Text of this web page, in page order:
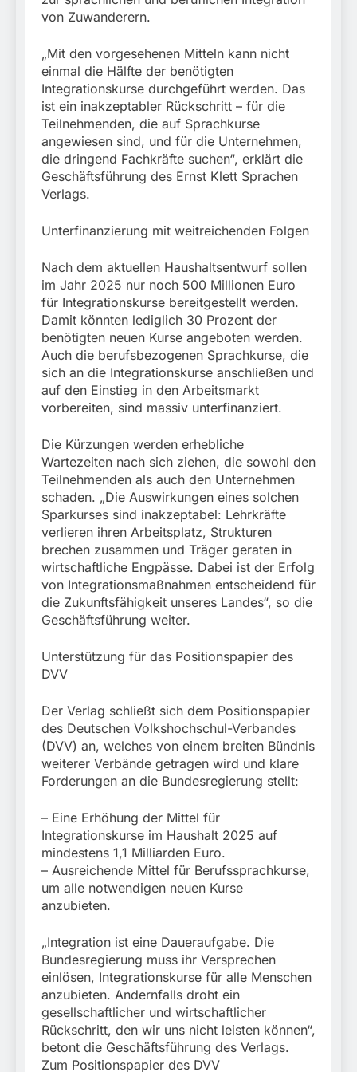
führt zur Sicherstellung
unversteuerter Zigaretten
Steuerstrafverfahrens
eingereist/Bundespolizei
stellt Auto sicher
von Zuwanderern.
„Mit den vorgesehenen Mitteln kann nicht
einmal die Hälfte der benötigten
Integrationskurse durchgeführt werden. Das
ist ein inakzeptabler Rückschritt – für die
Teilnehmenden, die auf Sprachkurse
angewiesen sind, und für die Unternehmen,
die dringend Fachkräfte suchen“, erklärt die
Geschäftsführung des Ernst Klett Sprachen
Verlags.
Unterfinanzierung mit weitreichenden Folgen
Nach dem aktuellen Haushaltsentwurf sollen
im Jahr 2025 nur noch 500 Millionen Euro
für Integrationskurse bereitgestellt werden.
Damit könnten lediglich 30 Prozent der
benötigten neuen Kurse angeboten werden.
Auch die berufsbezogenen Sprachkurse, die
sich an die Integrationskurse anschließen und
auf den Einstieg in den Arbeitsmarkt
vorbereiten, sind massiv unterfinanziert.
Die Kürzungen werden erhebliche
Wartezeiten nach sich ziehen, die sowohl den
Teilnehmenden als auch den Unternehmen
schaden. „Die Auswirkungen eines solchen
Sparkurses sind inakzeptabel: Lehrkräfte
verlieren ihren Arbeitsplatz, Strukturen
brechen zusammen und Träger geraten in
wirtschaftliche Engpässe. Dabei ist der Erfolg
von Integrationsmaßnahmen entscheidend für
die Zukunftsfähigkeit unseres Landes“, so die
Geschäftsführung weiter.
Unterstützung für das Positionspapier des
DVV
Der Verlag schließt sich dem Positionspapier
des Deutschen Volkshochschul-Verbandes
(DVV) an, welches von einem breiten Bündnis
weiterer Verbände getragen wird und klare
Forderungen an die Bundesregierung stellt:
– Eine Erhöhung der Mittel für
Integrationskurse im Haushalt 2025 auf
mindestens 1,1 Milliarden Euro.
– Ausreichende Mittel für Berufssprachkurse,
um alle notwendigen neuen Kurse
anzubieten.
„Integration ist eine Daueraufgabe. Die
Bundesregierung muss ihr Versprechen
einlösen, Integrationskurse für alle Menschen
anzubieten. Andernfalls droht ein
gesellschaftlicher und wirtschaftlicher
Rückschritt, den wir uns nicht leisten können“,
betont die Geschäftsführung des Verlags.
Zum Positionspapier des DVV